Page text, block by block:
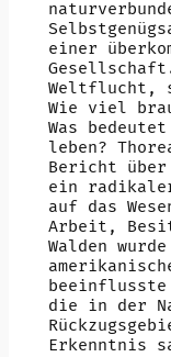
einer
Weltflucht,
Wie viel
Was
leben?
Bericht über
ein
auf das
Arbeit,
Walden
beeinflusste
die in der
Erkenntnis